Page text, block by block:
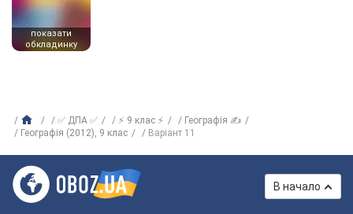
показати
обкладинку
✅ ДПА ✅ ⚡ 9 клас ⚡
Географія ✍
Географія (2012), 9 клас
Варіант 11
В начало